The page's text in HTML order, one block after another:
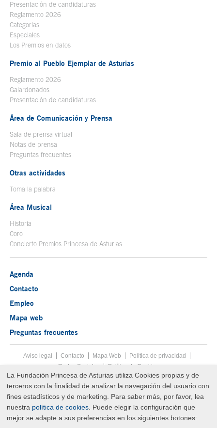
Presentación de candidaturas
Reglamento 2026
Categorías
Especiales
Los Premios en datos
Premio al Pueblo Ejemplar de Asturias
Reglamento 2026
Galardonados
Presentación de candidaturas
Área de Comunicación y Prensa
Sala de prensa virtual
Notas de prensa
Preguntas frecuentes
Otras actividades
Toma la palabra
Área Musical
Historia
Coro
Concierto Premios Princesa de Asturias
Agenda
Contacto
Empleo
Mapa web
Preguntas frecuentes
Menú pie
Aviso legal Tecla de acceso 8
Contacto Mapa Web
Política de privacidad
Redes Sociales
Política de Cookies
Fin menú pie
© Copyright Sat Aug 08 04:54:06 UTC 2026 Fundación Princesa de
Asturias
La Fundación Princesa de Asturias utiliza Cookies propias y de
terceros con la finalidad de analizar la navegación del usuario con
fines estadísticos y de marketing. Para saber más, por favor, lea
nuestra política de cookies . Puede elegir la configuración que
mejor se adapte a sus preferencias en los siguientes botones: